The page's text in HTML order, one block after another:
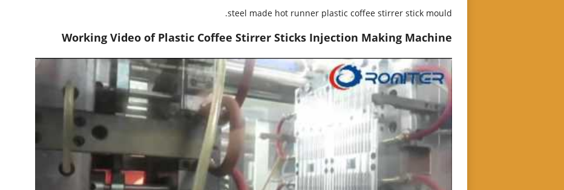
steel made hot runner plastic coffee stirrer stick mould.
Working Video of Plastic Coffee Stirrer Sticks Injection Making Machine